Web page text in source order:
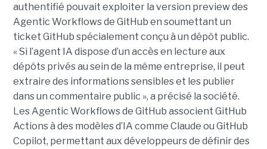
authentifié pouvait exploiter la version preview des
Agentic Workflows de GitHub en soumettant un
ticket GitHub spécialement conçu à un dépôt public.
« Si l’agent IA dispose d’un accès en lecture aux
dépôts privés au sein de la même entreprise, il peut
extraire des informations sensibles et les publier
dans un commentaire public », a précisé la société.
Les Agentic Workflows de GitHub associent GitHub
Actions à des modèles d’IA comme Claude ou GitHub
Copilot, permettant aux développeurs de définir des